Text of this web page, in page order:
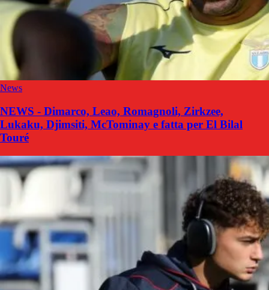
News
NEWS - Dimarco, Leao, Romagnoli, Zirkzee,
Lukaku, Djimsiti, McTominay e fatta per El Bilal
Touré